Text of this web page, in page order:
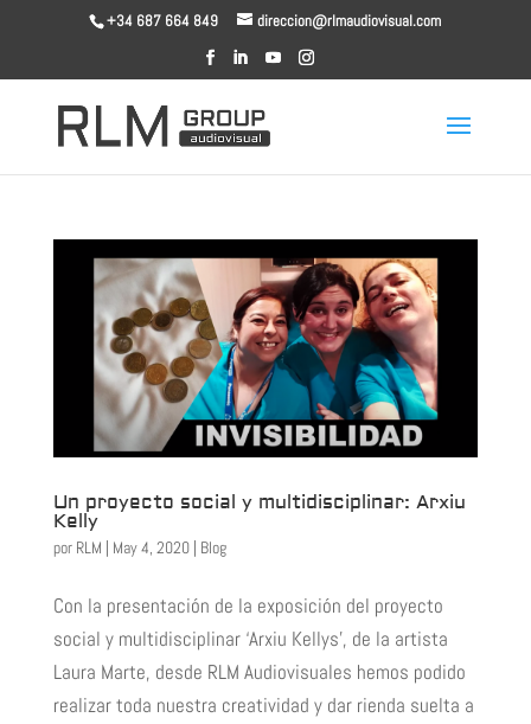
+34 687 664 849 direccion@rlmaudiovisual.com
Un proyecto social y multidisciplinar: Arxiu
Kelly
por RLM May 4, 2020| Blog
Con la presentación de la exposición del proyecto
social y multidisciplinar ‘Arxiu Kellys’, de la artista
Laura Marte, desde RLM Audiovisuales hemos podido
realizar toda nuestra creatividad y dar rienda suelta a